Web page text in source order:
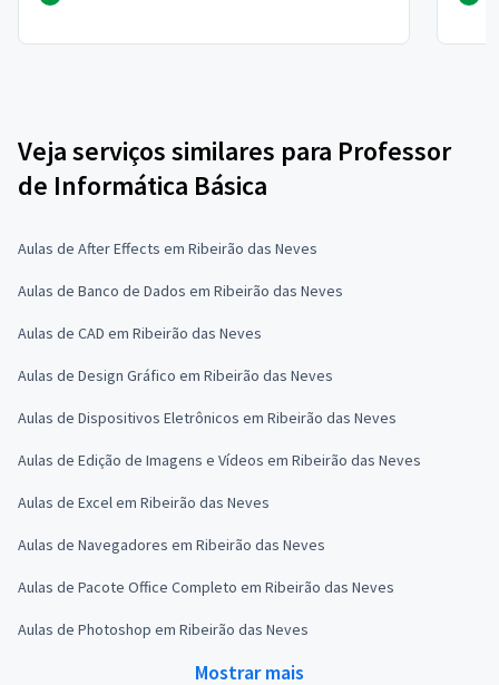
Veja serviços similares para Professor
de Informática Básica
Aulas de After Effects em Ribeirão das Neves
Aulas de Banco de Dados em Ribeirão das Neves
Aulas de CAD em Ribeirão das Neves
Aulas de Design Gráfico em Ribeirão das Neves
Aulas de Dispositivos Eletrônicos em Ribeirão das Neves
Aulas de Edição de Imagens e Vídeos em Ribeirão das Neves
Aulas de Excel em Ribeirão das Neves
Aulas de Navegadores em Ribeirão das Neves
Aulas de Pacote Office Completo em Ribeirão das Neves
Aulas de Photoshop em Ribeirão das Neves
Mostrar mais